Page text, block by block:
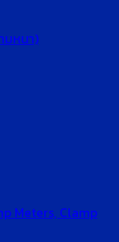
มหนา)
Meters, Clamp